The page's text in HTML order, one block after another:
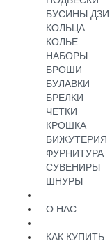
БУСИНЫ ДЗИ
КОЛЬЦА
КОЛЬЕ
НАБОРЫ
БРОШИ
БУЛАВКИ
БРЕЛКИ
ЧЕТКИ
КРОШКА
БИЖУТЕРИЯ
ФУРНИТУРА
СУВЕНИРЫ
ШНУРЫ
О НАС
КАК КУПИТЬ